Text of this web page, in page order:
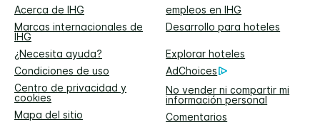
Acerca de IHG
empleos en IHG
Marcas internacionales de
IHG
Desarrollo para hoteles
¿Necesita ayuda?
Explorar hoteles
Condiciones de uso
AdChoices
Centro de privacidad y
cookies
No vender ni compartir mi
información personal
Mapa del sitio
Comentarios